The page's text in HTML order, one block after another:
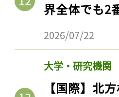
界全体でも2
2026/07/22
大学・研究機関
【国際】北